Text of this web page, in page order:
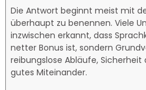
Die Antwort beginnt meist mit
überhaupt zu benennen. Viele
inzwischen erkannt, dass
netter Bonus ist, sondern
reibungslose Abläufe,
gutes Miteinander.